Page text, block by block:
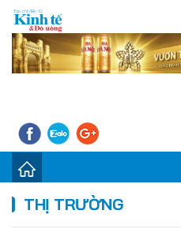
Kinh tế - Tiêu dùng
THỊ TRƯỜNG